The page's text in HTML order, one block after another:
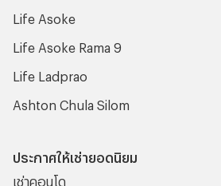
Life Asoke
Life Asoke Rama 9
Life Ladprao
Ashton Chula Silom
ประกาศให้เช่ายอดนิยม
เช่าคอนโด